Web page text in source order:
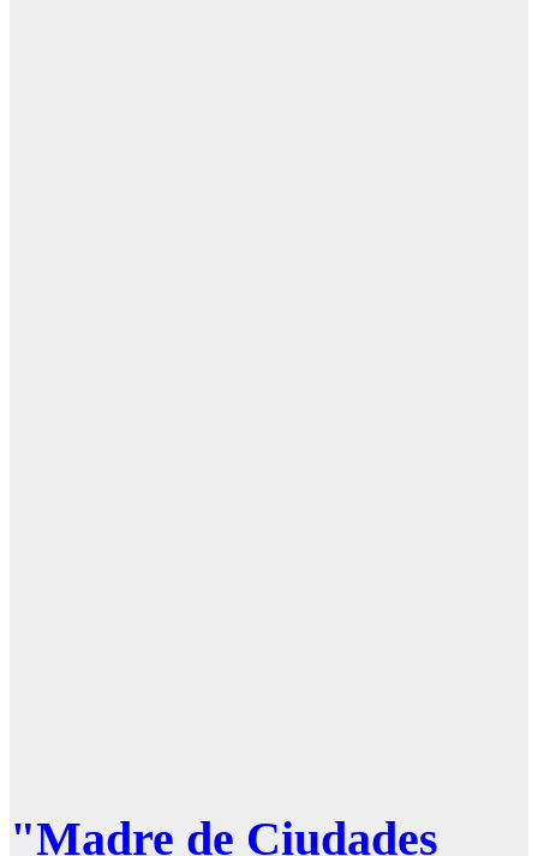
"Madre de Ciudades